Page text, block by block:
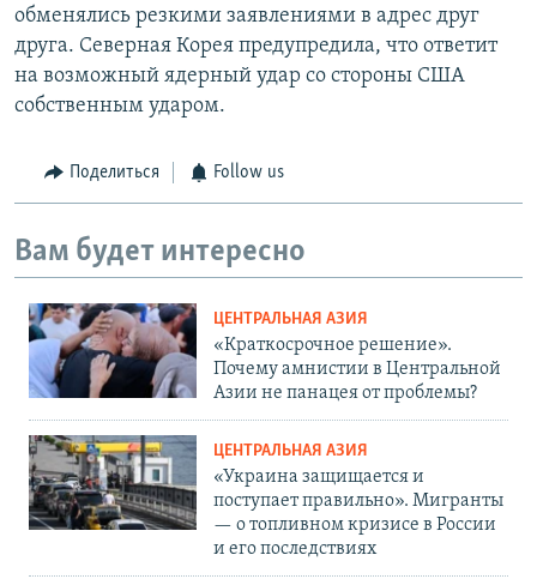
обменялись резкими заявлениями в адрес друг
друга. Северная Корея предупредила, что ответит
на возможный ядерный удар со стороны США
собственным ударом.
Поделиться Follow us
Вам будет интересно
ЦЕНТРАЛЬНАЯ АЗИЯ
«Краткосрочное решение».
Почему амнистии в Центральной
Азии не панацея от проблемы?
ЦЕНТРАЛЬНАЯ АЗИЯ
«Украина защищается и
поступает правильно». Мигранты
— о топливном кризисе в России
и его последствиях